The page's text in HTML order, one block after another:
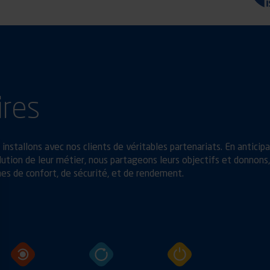
avec nos clients de véritables partenariats. En
de leur métier, nous partageons leurs objectifs et donnons,
de confort, de sécurité, et de rendement.